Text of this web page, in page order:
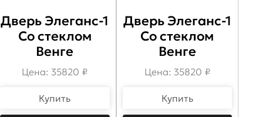
Дверь Элеганс-1
Со стеклом
Венге
Цена: 35820 ₽
Купить
Дверь Элеганс-1
Со стеклом
Венге
Цена: 35820 ₽
Купить